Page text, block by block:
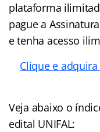
plataforma
pague a
e tenha acesso
Clique e
Veja abaixo o
edital UNIFAL: